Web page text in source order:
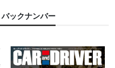
ックナンバー